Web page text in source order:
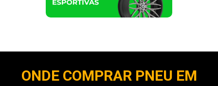
ONDE COMPRAR PNEU EM